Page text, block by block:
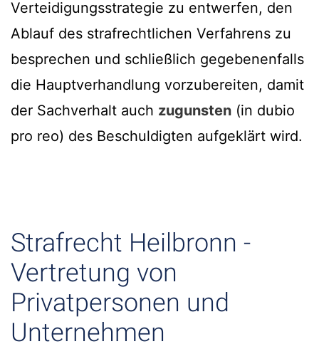
Verteidigungsstrategie zu entwerfen, den
Ablauf des strafrechtlichen Verfahrens zu
besprechen und schließlich gegebenenfalls
die Hauptverhandlung vorzubereiten, damit
der Sachverhalt auch zugunsten (in dubio
pro reo) des Beschuldigten aufgeklärt wird.
Strafrecht Heilbronn -
Vertretung von
Privatpersonen und
Unternehmen